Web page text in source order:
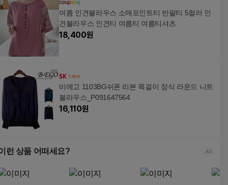
여름 인견블라우스 소매포인트티 반팔티 5컬러 인
견블라우스 인견티 여름티 여름티셔츠
18,400원
비에고 1103BG쉬폰 리본 목걸이 장식 라운드 니트
블라우스_P091647564
16,110원
런 상품 어떠세요?